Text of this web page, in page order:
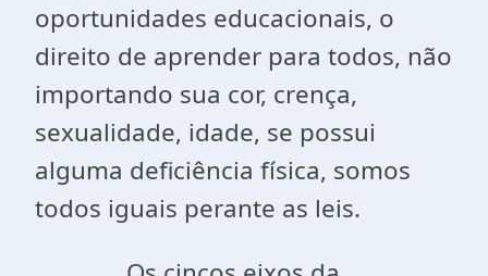
oportunidades educacionais, o
direito de aprender para todos, não
importando sua cor, crença,
sexualidade, idade, se possui
alguma deficiência física, somos
todos iguais perante as leis.